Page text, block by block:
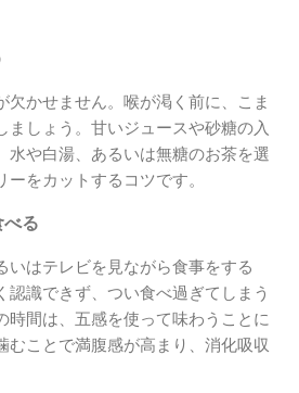
欠かせません。喉が渇く前に、こま
ましょう。甘いジュースや砂糖の入
水や白湯、あるいは無糖のお茶を選
をカットするコツです。
べる
いはテレビを見ながら食事をする
認識できず、つい食べ過ぎてしまう
時間は、五感を使って味わうことに
むことで満腹感が高まり、消化吸収